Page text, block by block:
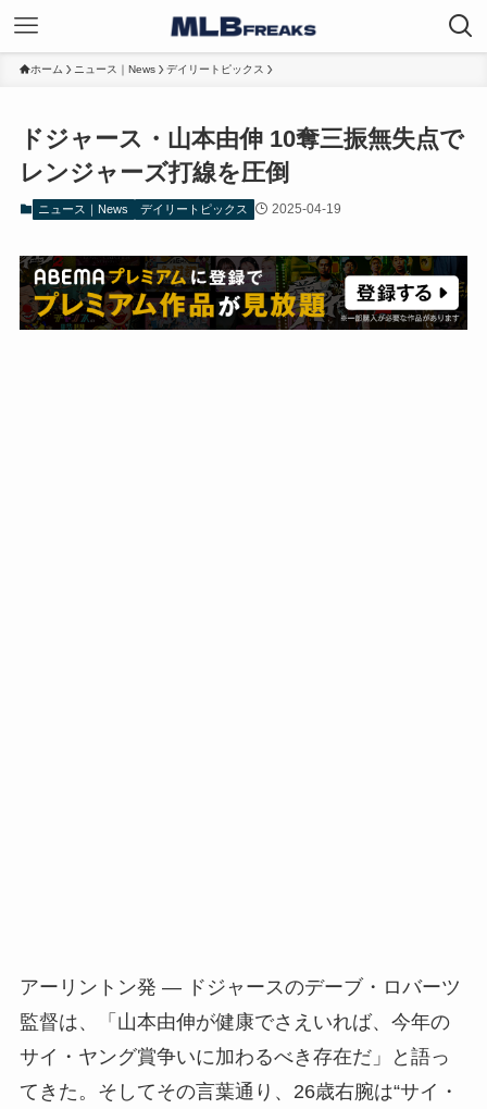
ホーム ニュース｜News デイリートピックス
ドジャース・山本由伸 10奪三振無失点で
レンジャーズ打線を圧倒
ニュース｜News デイリートピックス 2025-04-19
アーリントン発 — ドジャースのデーブ・ロバーツ
監督は、「山本由伸が健康でさえいれば、今年の
サイ・ヤング賞争いに加わるべき存在だ」と語っ
てきた。そしてその言葉通り、26歳右腕は“サイ・